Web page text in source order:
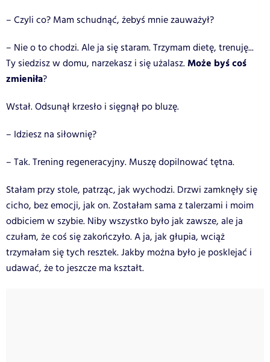
– Czyli co? Mam schudnąć, żebyś mnie zauważył?
– Nie o to chodzi. Ale ja się staram. Trzymam dietę, trenuję...
Ty siedzisz w domu, narzekasz i się użalasz.Może byś coś
zmieniła?
Wstał. Odsunął krzesło i sięgnął po bluzę.
– Idziesz na siłownię?
– Tak. Trening regeneracyjny. Muszę dopilnować tętna.
Stałam przy stole, patrząc, jak wychodzi. Drzwi zamknęły się
cicho, bez emocji, jak on. Zostałam sama z talerzami i moim
odbiciem w szybie. Niby wszystko było jak zawsze, ale ja
czułam, że coś się zakończyło. A ja, jak głupia, wciąż
trzymałam się tych resztek. Jakby można było je posklejać i
udawać, że to jeszcze ma kształt.